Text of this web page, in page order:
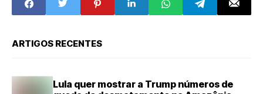
ARTIGOS RECENTES
Lula quer mostrar a Trump números de